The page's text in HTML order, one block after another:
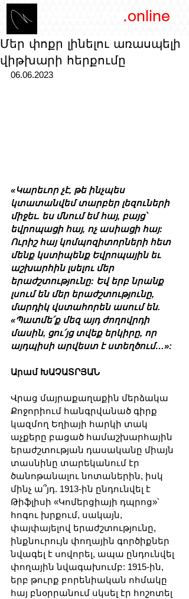
.online
Մեր փոքր լինելու առասպելի
վիթխարի հերքումը
06.06.2023
«Կարեւոր չէ, թե ինչպես
կտատանվեմ տարբեր լեզուների
միջեւ. ես մնում եմ հայ, բայց՝
եվրոպացի հայ, ոչ ասիացի հայ:
Ուրիշ հայ կոմպոզիտորների հետ
մենք կստիպենք Եվրոպային եւ
աշխարհին լսելու մեր
երաժշտությունը: Եվ երբ նրանք
լսում են մեր երաժշտությունը,
մարդիկ վստահորեն ասում են.
«Պատմե՛ք մեզ այդ ժողովրդի
մասին, ցու՛յց տվեք երկիրը, որ
այդպիսի արվեստ է ստեղծում…»:
Արամ ԽԱՉԱՏՐՅԱՆ
Վրաց մայրաքաղաքին մերձակա
Քոջորիում հանգրվանած գիրք
կազմող Եղիայի հարկի տակ
աչքերը բացած համաշխարհային
երաժշտության դասականը միայն
տասնինը տարեկանում էր
ծանոթանալու նոտաներին, իսկ
մինչ ա՞յդ. 1913-ին ընդունվել է
Թիֆլիսի «Կոմերցիայի դպրոց»՝
հոգու խրքում, սակայն,
փայփայելով երաժշտությունը,
ինքնուրույն փողային գործիքներ
նվագել է սովորել, ապա ընդունվել
փողային նվագախումբ: 1915-ին,
երբ թուրք բորենիական ոհմակը
հայ բնօրրանում սկսել էր հոշոտել